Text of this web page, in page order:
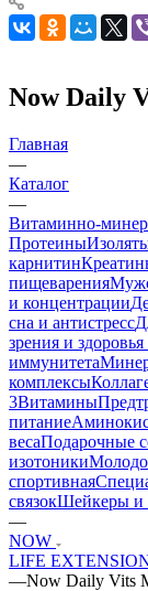
Now Daily
Главная
—
Каталог
—
Витаминно-
Протеины
карнитин
пищеварения
и концентрации
сна и антистресс
зрения и здоровья
иммунитета
комплексы
3Витамины
питание
весаПодарочные
изотоники
спортивная
связокШейкеры и
—
NOW
LIFE
—Now Daily Vits